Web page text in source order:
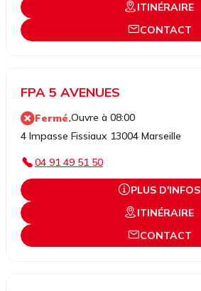
ITINÉRAIRE
CONTACT
FPA 5 AVENUES
Fermé.Ouvre à 08:00
4 Impasse Fissiaux 13004 Marseille
04 91 49 51 50
PLUS D'INFOS
ITINÉRAIRE
CONTACT